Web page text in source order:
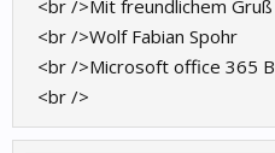
<br />Mit freundlichem Gruß
<br />Wolf Fabian Spohr
<br />Microsoft office 365
<br />